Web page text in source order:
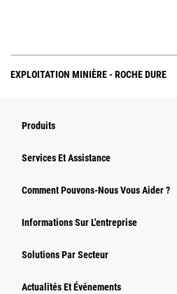
EXPLOITATION MINIÈRE - ROCHE DURE
Produits
Services Et Assistance
Comment Pouvons-Nous Vous Aider ?
Informations Sur L'entreprise
Solutions Par Secteur
Actualités Et Événements